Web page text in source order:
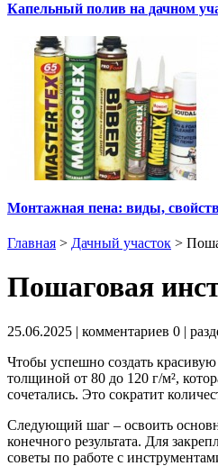
Капельный полив на дачном
Монтажная пена: виды,
Главная > Дачный участок >
Пошаговая
25.06.2025 | комментариев 0 |
Чтобы успешно создать
толщиной от 80 до 120 г/м²,
сочетались. Это сократит
Следующий шаг – освоить
конечного результата. Для
советы по работе с